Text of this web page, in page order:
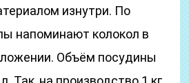
изнутри. По
напоминают колокол в
Объём посудины